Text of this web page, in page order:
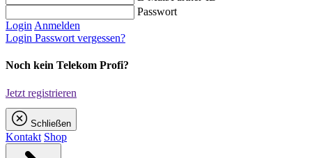
Passwort
Login Anmelden
Login Passwort vergessen?
Noch kein Telekom Profi?
Jetzt registrieren
Schließen
Kontakt Shop